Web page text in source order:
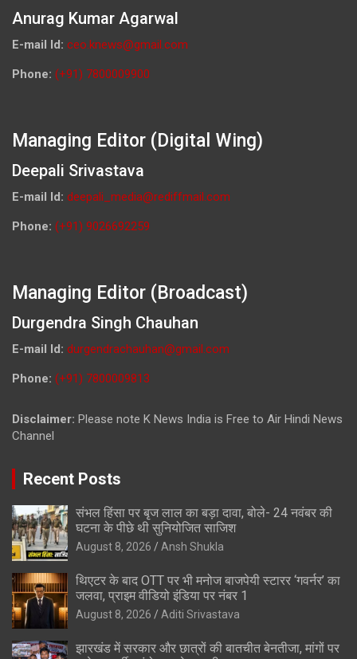
Anurag Kumar Agarwal
E-mail Id: ceo.knews@gmail.com
Phone: (+91) 7800009900
Managing Editor (Digital Wing)
Deepali Srivastava
E-mail Id: deepali_media@rediffmail.com
Phone: (+91) 9026692259
Managing Editor (Broadcast)
Durgendra Singh Chauhan
E-mail Id: durgendrachauhan@gmail.com
Phone: (+91) 7800009813
Disclaimer: Please note K News India is Free to Air Hindi News
Channel
Recent Posts
संभल हिंसा पर बृज लाल का बड़ा दावा, बोले- 24 नवंबर की
घटना के पीछे थी सुनियोजित साजिश
August 8, 2026 Ansh Shukla
थिएटर के बाद OTT पर भी मनोज बाजपेयी स्टारर ‘गवर्नर’ का
जलवा, प्राइम वीडियो इंडिया पर नंबर 1
August 8, 2026 Aditi Srivastava
झारखंड में सरकार और छात्रों की बातचीत बेनतीजा, मांगों पर